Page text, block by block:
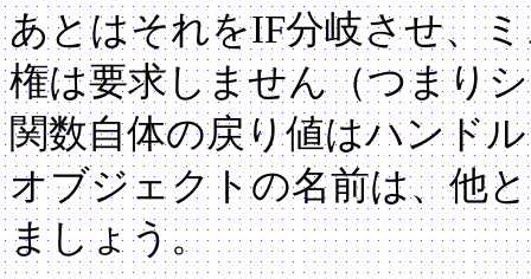
あとはそれをIF分岐させ、
権は要求しません（つまり
関数自体の戻り値はハンド
オブジェクトの名前は、他
ましょう。